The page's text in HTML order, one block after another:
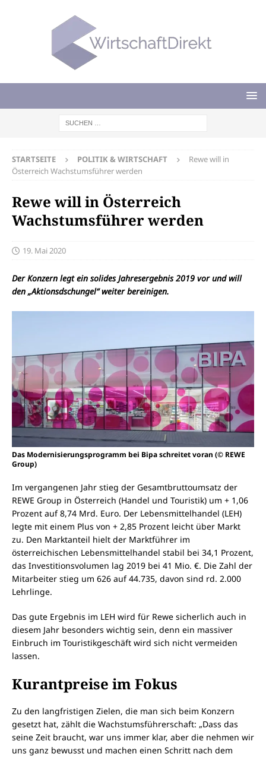
STARTSEITE POLITIK & WIRTSCHAFT
Rewe will in
Österreich Wachstumsführer werden
Rewe will in Österreich
Wachstumsführer werden
19. Mai 2020
Der Konzern legt ein solides Jahresergebnis 2019 vor und will
den „Aktionsdschungel“ weiter bereinigen.
Das Modernisierungsprogramm bei Bipa schreitet voran (© REWE
Group)
Im vergangenen Jahr stieg der Gesamtbruttoumsatz der
REWE Group in Österreich (Handel und Touristik) um + 1,06
Prozent auf 8,74 Mrd. Euro. Der Lebensmittelhandel (LEH)
legte mit einem Plus von + 2,85 Prozent leicht über Markt
zu. Den Marktanteil hielt der Marktführer im
österreichischen Lebensmittelhandel stabil bei 34,1 Prozent,
das Investitionsvolumen lag 2019 bei 41 Mio. €. Die Zahl der
Mitarbeiter stieg um 626 auf 44.735, davon sind rd. 2.000
Lehrlinge.
Das gute Ergebnis im LEH wird für Rewe sicherlich auch in
diesem Jahr besonders wichtig sein, denn ein massiver
Einbruch im Touristikgeschäft wird sich nicht vermeiden
lassen.
Kurantpreise im Fokus
Zu den langfristigen Zielen, die man sich beim Konzern
gesetzt hat, zählt die Wachstumsführerschaft: „Dass das
seine Zeit braucht, war uns immer klar, aber die nehmen wir
uns ganz bewusst und machen einen Schritt nach dem